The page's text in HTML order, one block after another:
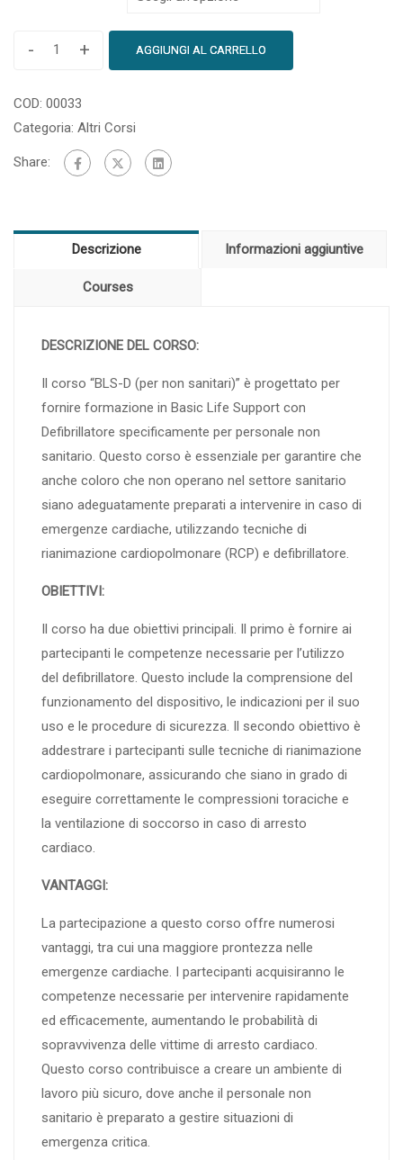
- + AGGIUNGI AL CARRELLO
COD: 00033
Categoria: Altri Corsi
Share:
Descrizione Informazioni aggiuntive
Courses
DESCRIZIONE DEL CORSO:
Il corso “BLS-D (per non sanitari)” è progettato per
fornire formazione in Basic Life Support con
Defibrillatore specificamente per personale non
sanitario. Questo corso è essenziale per garantire che
anche coloro che non operano nel settore sanitario
siano adeguatamente preparati a intervenire in caso di
emergenze cardiache, utilizzando tecniche di
rianimazione cardiopolmonare (RCP) e defibrillatore.
OBIETTIVI:
Il corso ha due obiettivi principali. Il primo è fornire ai
partecipanti le competenze necessarie per l’utilizzo
del defibrillatore. Questo include la comprensione del
funzionamento del dispositivo, le indicazioni per il suo
uso e le procedure di sicurezza. Il secondo obiettivo è
addestrare i partecipanti sulle tecniche di rianimazione
cardiopolmonare, assicurando che siano in grado di
eseguire correttamente le compressioni toraciche e
la ventilazione di soccorso in caso di arresto
cardiaco.
VANTAGGI:
La partecipazione a questo corso offre numerosi
vantaggi, tra cui una maggiore prontezza nelle
emergenze cardiache. I partecipanti acquisiranno le
competenze necessarie per intervenire rapidamente
ed efficacemente, aumentando le probabilità di
sopravvivenza delle vittime di arresto cardiaco.
Questo corso contribuisce a creare un ambiente di
lavoro più sicuro, dove anche il personale non
sanitario è preparato a gestire situazioni di
emergenza critica.